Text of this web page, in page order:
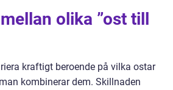
olika ”ost till
kraftigt beroende på vilka ostar
kombinerar dem. Skillnaden